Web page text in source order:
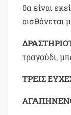
θα είναι
αισθάνεται
τραγούδι,
ΤΡΕΙΣ